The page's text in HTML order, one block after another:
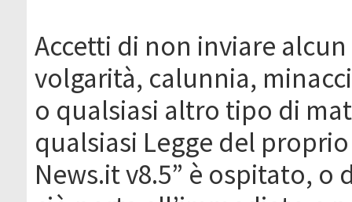
Accetti di non inviare
volgarità, calunnia,
o qualsiasi altro tipo di
qualsiasi Legge del
News.it v8.5” è ospitato, o